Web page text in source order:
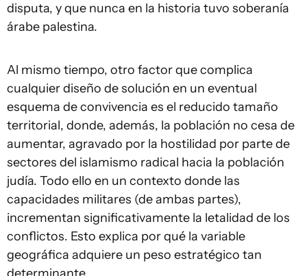
disputa, y que nunca en la historia tuvo soberanía
árabe palestina.
Al mismo tiempo, otro factor que complica
cualquier diseño de solución en un eventual
esquema de convivencia es el reducido tamaño
territorial, donde, además, la población no cesa de
aumentar, agravado por la hostilidad por parte de
sectores del islamismo radical hacia la población
judía. Todo ello en un contexto donde las
capacidades militares (de ambas partes),
incrementan significativamente la letalidad de los
conflictos. Esto explica por qué la variable
geográfica adquiere un peso estratégico tan